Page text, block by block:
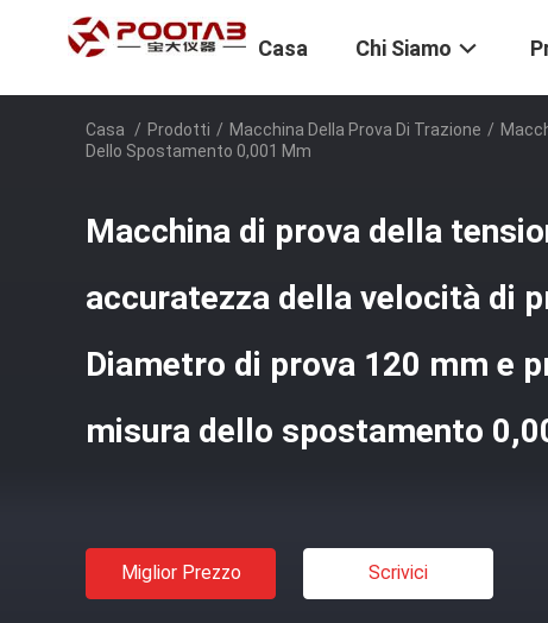
Casa Chi Siamo
Casa / Prodotti / Macchina Della Prova Di Trazione /
Dello Spostamento 0,001 Mm
Macchina di prova della
accuratezza della velocità di
Diametro di prova 120 mm e
misura dello spostamento
Miglior Prezzo Scrivici